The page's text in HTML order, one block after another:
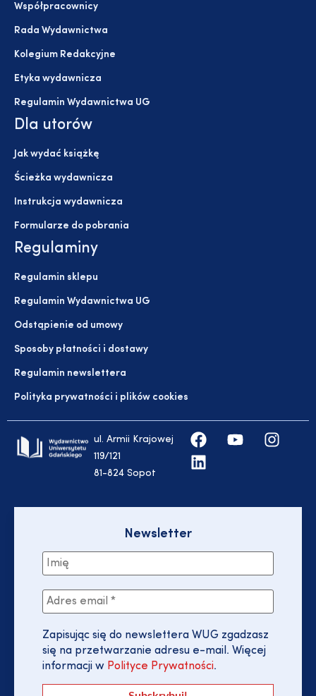
Współpracownicy
Rada Wydawnictwa
Kolegium Redakcyjne
Etyka wydawnicza
Regulamin Wydawnictwa UG
Dla utorów
Jak wydać książkę
Ścieżka wydawnicza
Instrukcja wydawnicza
Formularze do pobrania
Regulaminy
Regulamin sklepu
Regulamin Wydawnictwa UG
Odstąpienie od umowy
Sposoby płatności i dostawy
Regulamin newslettera
Polityka prywatności i plików cookies
ul. Armii Krajowej
119/121
81-824 Sopot
Newsletter
Zapisując się do newslettera WUG zgadzasz
się na przetwarzanie adresu e-mail. Więcej
informacji w Polityce Prywatności.